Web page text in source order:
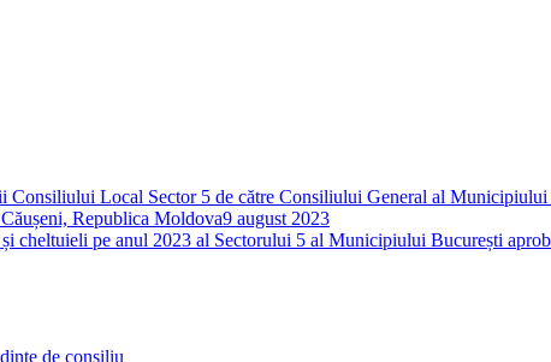
Local Sector 5 de către Consiliului General al
Republica Moldova9 august 2023
cheltuieli pe anul 2023 al Sectorului 5 al Municipiului București
de consiliu